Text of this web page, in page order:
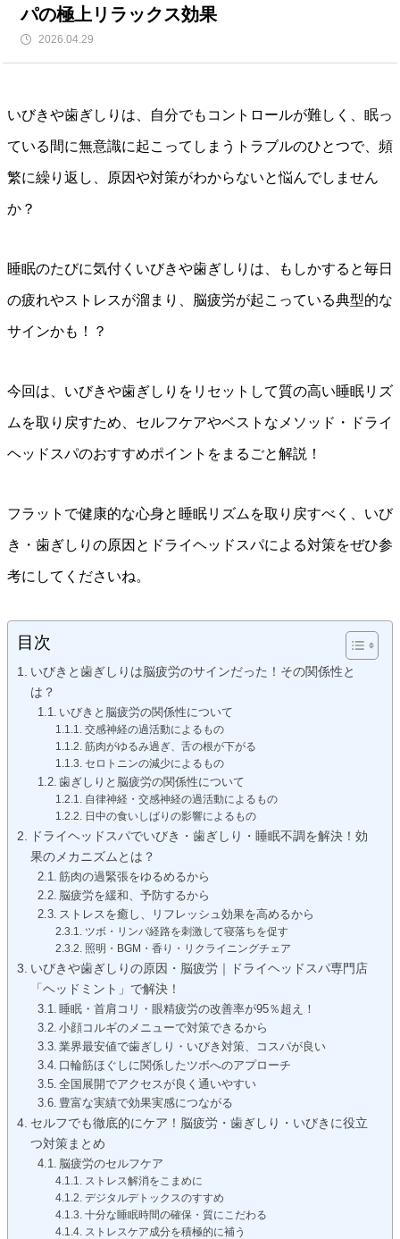
パの極上リラックス効果
2026.04.29
いびきや歯ぎしりは、自分でもコントロールが難しく、眠っ
ている間に無意識に起こってしまうトラブルのひとつで、頻
繁に繰り返し、原因や対策がわからないと悩んでしません
か？
睡眠のたびに気付くいびきや歯ぎしりは、もしかすると毎日
の疲れやストレスが溜まり、脳疲労が起こっている典型的な
サインかも！？
今回は、いびきや歯ぎしりをリセットして質の高い睡眠リズ
ムを取り戻すため、セルフケアやベストなメソッド・ドライ
ヘッドスパのおすすめポイントをまるごと解説！
フラットで健康的な心身と睡眠リズムを取り戻すべく、いび
き・歯ぎしりの原因とドライヘッドスパによる対策をぜひ参
考にしてくださいね。
目次
いびきと歯ぎしりは脳疲労のサインだった！その関係性と
は？
いびきと脳疲労の関係性について
交感神経の過活動によるもの
筋肉がゆるみ過ぎ、舌の根が下がる
セロトニンの減少によるもの
歯ぎしりと脳疲労の関係性について
自律神経・交感神経の過活動によるもの
日中の食いしばりの影響によるもの
ドライヘッドスパでいびき・歯ぎしり・睡眠不調を解決！効
果のメカニズムとは？
筋肉の過緊張をゆるめるから
脳疲労を緩和、予防するから
ストレスを癒し、リフレッシュ効果を高めるから
ツボ・リンパ経路を刺激して寝落ちを促す
照明・BGM・香り・リクライニングチェア
いびきや歯ぎしりの原因・脳疲労｜ドライヘッドスパ専門店
「ヘッドミント」で解決！
睡眠・首肩コリ・眼精疲労の改善率が95％超え！
小顔コルギのメニューで対策できるから
業界最安値で歯ぎしり・いびき対策、コスパが良い
口輪筋ほぐしに関係したツボへのアプローチ
全国展開でアクセスが良く通いやすい
豊富な実績で効果実感につながる
セルフでも徹底的にケア！脳疲労・歯ぎしり・いびきに役立
つ対策まとめ
脳疲労のセルフケア
ストレス解消をこまめに
デジタルデトックスのすすめ
十分な睡眠時間の確保・質にこだわる
ストレスケア成分を積極的に補う